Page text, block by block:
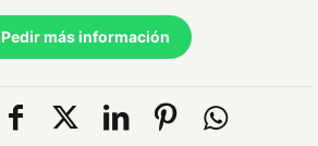
Pedir más información